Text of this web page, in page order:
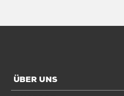
ÜBER UNS